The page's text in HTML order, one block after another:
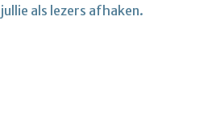
als lezers afhaken.